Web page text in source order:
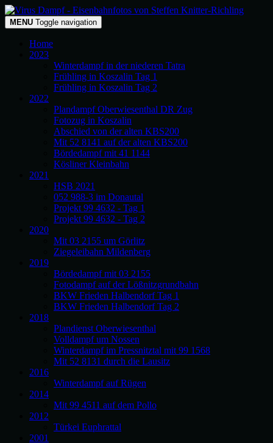
MENU Toggle navigation
Home
2023
Winterdampf in der niederen Tatra
Frühling in Koszalin Tag 1
Frühling in Koszalin Tag 2
2022
Plandampf Oberwiesenthal DR Zug
Fotozug in Koszalin
Abschied von der alten KBS200
Mit 52 8141 auf der alten KBS200
Bördedampf mit 41 1144
Kösliner Kleinbahn
2021
HSB 2021
052 988-3 im Donautal
Projekt 99 4632 - Tag 1
Projekt 99 4632 - Tag 2
2020
Mit 03 2155 um Görlitz
Ziegeleibahn Mildenberg
2019
Bördedampf mit 03 2155
Fotodampf auf der Lößnitzgrundbahn
BKW Frieden Halbendorf Tag 1
BKW Frieden Halbendorf Tag 2
2018
Plandienst Oberwiesenthal
Volldampf um Nossen
Winterdampf im Pressnitztal mit 99 1568
Mit 52 8131 durch die Lausitz
2016
Winterdampf auf Rügen
2014
Mit 99 4511 auf dem Pollo
2012
Türkei Euphrattal
2001